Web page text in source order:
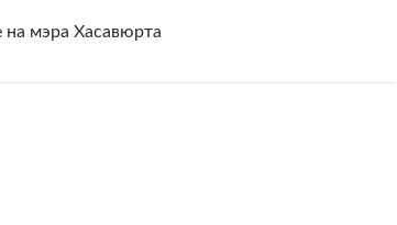
на мэра Хасавюрта